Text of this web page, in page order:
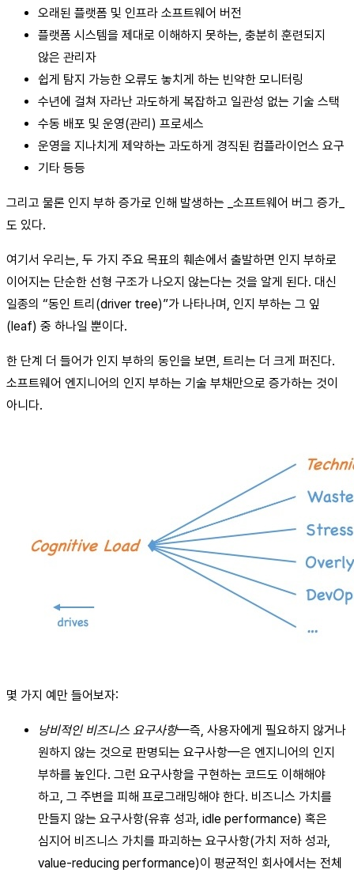
오래된 플랫폼 및 인프라 소프트웨어 버전
플랫폼 시스템을 제대로 이해하지 못하는, 충분히 훈련되지
않은 관리자
쉽게 탐지 가능한 오류도 놓치게 하는 빈약한 모니터링
수년에 걸쳐 자라난 과도하게 복잡하고 일관성 없는 기술 스택
수동 배포 및 운영(관리) 프로세스
운영을 지나치게 제약하는 과도하게 경직된 컴플라이언스 요구
기타 등등
그리고 물론 인지 부하 증가로 인해 발생하는 _소프트웨어 버그 증가_
도 있다.
여기서 우리는, 두 가지 주요 목표의 훼손에서 출발하면 인지 부하로
이어지는 단순한 선형 구조가 나오지 않는다는 것을 알게 된다. 대신
일종의 “동인 트리(driver tree)”가 나타나며, 인지 부하는 그 잎
(leaf) 중 하나일 뿐이다.
한 단계 더 들어가 인지 부하의 동인을 보면, 트리는 더 크게 퍼진다.
소프트웨어 엔지니어의 인지 부하는 기술 부채만으로 증가하는 것이
아니다.
몇 가지 예만 들어보자:
낭비적인 비즈니스 요구사항—즉, 사용자에게 필요하지 않거나
원하지 않는 것으로 판명되는 요구사항—은 엔지니어의 인지
부하를 높인다. 그런 요구사항을 구현하는 코드도 이해해야
하고, 그 주변을 피해 프로그래밍해야 한다. 비즈니스 가치를
만들지 않는 요구사항(유휴 성과, idle performance) 혹은
심지어 비즈니스 가치를 파괴하는 요구사항(가치 저하 성과,
value-reducing performance)이 평균적인 회사에서는 전체